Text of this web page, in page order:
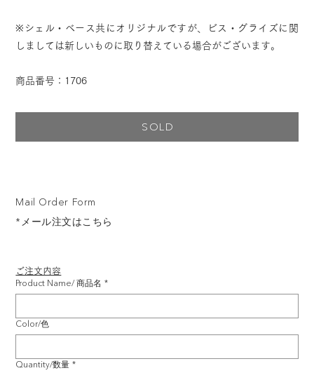
ご注文内容
Product Name/ 商品名 *
Color/色
Quantity/数量 *
Mail Order Form
*メール注文はこちら
※シェル・ベース共にオリジナルですが、ビス・グライズに関
しましては新しいものに取り替えている場合がございます。
商品番号：1706
SOLD